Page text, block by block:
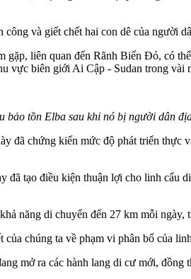
và giết chết hai con dê của người
gặp, liên quan đến Rãnh Biển Đỏ, có
vực biên giới Ai Cập - Sudan trong vài
bảo tồn Elba sau khi nó bị người dân
đã chứng kiến mức độ phát triển
tạo điều kiện thuận lợi cho linh cẩu
năng di chuyển đến 27 km mỗi
chúng ta về phạm vi phân bố của
mở ra các hành lang di cư mới,